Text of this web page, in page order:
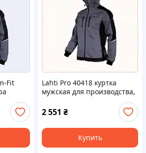
Fit
Lahti Pro 40418 куртка
мужская для производства,
2 551 ₴
Купить